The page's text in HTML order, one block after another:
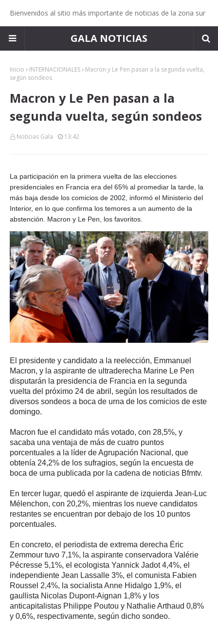
Bienvenidos al sitio más importante de noticias de la zona sur
GALA NOTICIAS
Inicio INTERNACIONALES
Macron y Le Pen pasan a la segunda vuelta,
según sondeos
Macron y Le Pen pasan a la
segunda vuelta, según sondeos
Noticias Gala 13:42
La participación en la primera vuelta de las elecciones
presidenciales en Francia era del 65% al promediar la tarde, la
más baja desde los comicios de 2002, informó el Ministerio del
Interior, en lo que confirma los temores a un aumento de la
abstención. Macron y Le Pen, los favoritos.
El presidente y candidato a la reelección, Emmanuel
Macron, y la aspirante de ultraderecha Marine Le Pen
disputarán la presidencia de Francia en la segunda
vuelta del próximo 24 de abril, según los resultados de
diversos sondeos a boca de urna de los comicios de este
domingo.
Macron fue el candidato más votado, con 28,5%, y
sacaba una ventaja de más de cuatro puntos
porcentuales a la líder de Agrupación Nacional, que
obtenía 24,2% de los sufragios, según la encuesta de
boca de urna publicada por la cadena de noticias Bfmtv.
En tercer lugar, quedó el aspirante de izquierda Jean-Luc
Mélenchon, con 20,2%, mientras los nueve candidatos
restantes se encuentran por debajo de los 10 puntos
porcentuales.
En concreto, el periodista de extrema derecha Éric
Zemmour tuvo 7,1%, la aspirante conservadora Valérie
Pécresse 5,1%, el ecologista Yannick Jadot 4,4%, el
independiente Jean Lassalle 3%, el comunista Fabien
Roussel 2,4%, la socialista Anne Hidalgo 1,9%, el
gaullista Nicolas Dupont-Aignan 1,8% y los
anticapitalistas Philippe Poutou y Nathalie Arthaud 0,8%
y 0,6%, respectivamente, según dicho sondeo.